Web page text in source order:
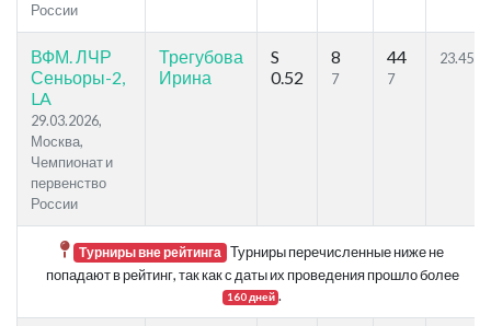
России
ВФМ. ЛЧР
Сеньоры-2,
LA
29.03.2026,
Москва,
Чемпионат и
первенство
России
Трегубова
Ирина
S
0.52
8
7
44
7
23.45
Турниры вне рейтинга Турниры перечисленные ниже не
попадают в рейтинг, так как с даты их проведения прошло более
160 дней .